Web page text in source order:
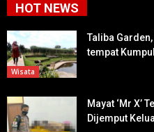
HOT NEWS
Wisata
Taliba
tempat
Mayat ‘Mr X’
Dijemput